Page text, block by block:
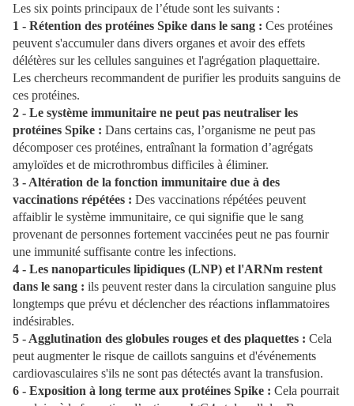
Les six points principaux de l’étude sont les suivants :
1 - Rétention des protéines Spike dans le sang : Ces protéines
peuvent s'accumuler dans divers organes et avoir des effets
délétères sur les cellules sanguines et l'agrégation plaquettaire.
Les chercheurs recommandent de purifier les produits sanguins de
ces protéines.
2 - Le système immunitaire ne peut pas neutraliser les
protéines Spike : Dans certains cas, l’organisme ne peut pas
décomposer ces protéines, entraînant la formation d’agrégats
amyloïdes et de microthrombus difficiles à éliminer.
3 - Altération de la fonction immunitaire due à des
vaccinations répétées : Des vaccinations répétées peuvent
affaiblir le système immunitaire, ce qui signifie que le sang
provenant de personnes fortement vaccinées peut ne pas fournir
une immunité suffisante contre les infections.
4 - Les nanoparticules lipidiques (LNP) et l'ARNm restent
dans le sang : ils peuvent rester dans la circulation sanguine plus
longtemps que prévu et déclencher des réactions inflammatoires
indésirables.
5 - Agglutination des globules rouges et des plaquettes : Cela
peut augmenter le risque de caillots sanguins et d'événements
cardiovasculaires s'ils ne sont pas détectés avant la transfusion.
6 - Exposition à long terme aux protéines Spike : Cela pourrait